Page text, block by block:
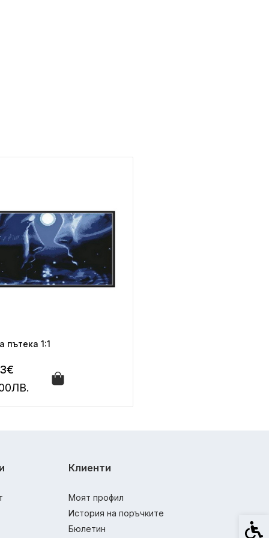
пътека 1:1
Клиенти
Моят профил
История на поръчките
Бюлетин